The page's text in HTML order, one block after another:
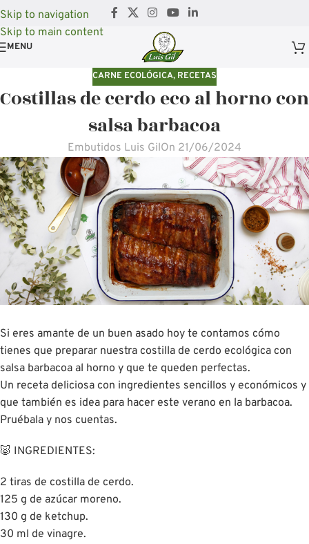
Skip to navigation
Skip to main content
MENU
CARNE ECOLÓGICA, RECETAS
Costillas de cerdo eco al horno con
salsa barbacoa
Embutidos Luis GilOn 21/06/2024
Si eres amante de un buen asado hoy te contamos cómo
tienes que preparar nuestra costilla de cerdo ecológica con
salsa barbacoa al horno y que te queden perfectas.
Un receta deliciosa con ingredientes sencillos y económicos y
que también es idea para hacer este verano en la barbacoa.
Pruébala y nos cuentas.
🐷 INGREDIENTES:
2 tiras de costilla de cerdo.
125 g de azúcar moreno.
130 g de ketchup.
30 ml de vinagre.